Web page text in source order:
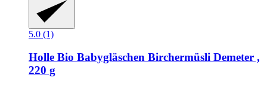
5.0 (1)
Holle Bio Babygläschen Birchermüsli Demeter ,
220 g